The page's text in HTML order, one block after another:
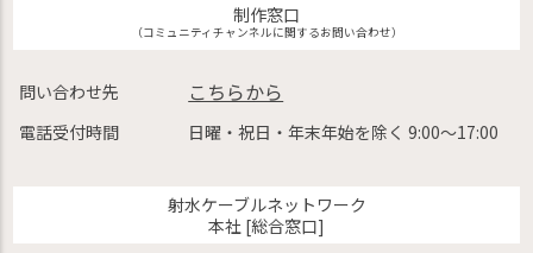
制作窓口
（コミュニティチャンネルに関するお問い合わせ）
問い合わせ先 こちらから
電話受付時間 日曜・祝日・年末年始を除く 9:00〜17:00
射水ケーブルネットワーク
本社 [総合窓口]